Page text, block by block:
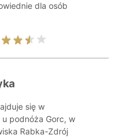
dla osób
się w
podnóża Gorc, w
Rabka-Zdrój